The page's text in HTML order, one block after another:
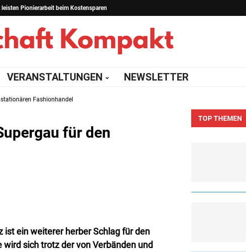
Pionierarbeit beim Kostensparen
VERANSTALTUNGEN NEWSLETTER
Fashionhandel
für den
ist ein weiterer herber Schlag für den
sich trotz der von Verbänden und
TOP THEMEN